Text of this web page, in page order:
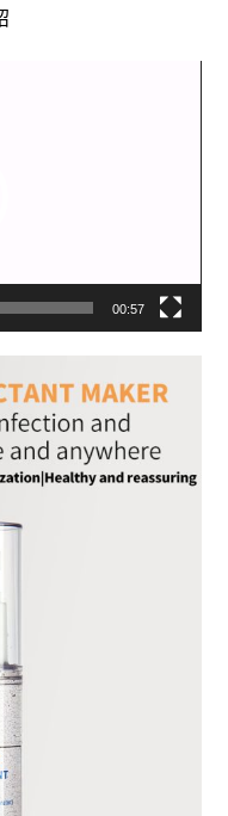
00:57